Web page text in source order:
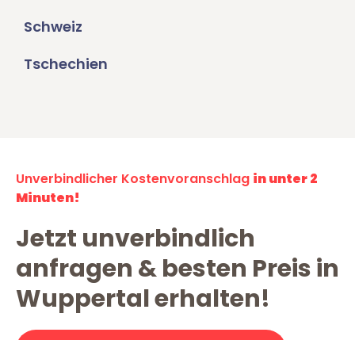
Schweiz
Tschechien
Unverbindlicher Kostenvoranschlag in unter 2
Minuten!
Jetzt unverbindlich
anfragen & besten Preis in
Wuppertal erhalten!